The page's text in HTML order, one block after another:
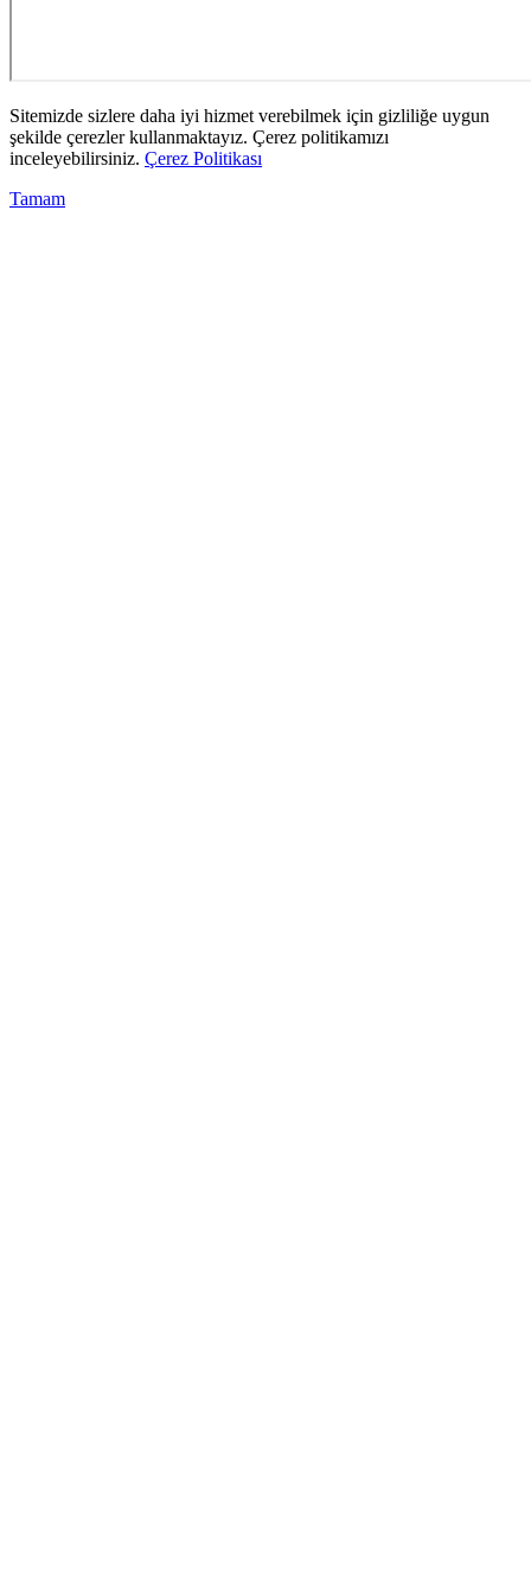
Sitemizde sizlere daha iyi hizmet verebilmek için gizliliğe uygun
şekilde çerezler kullanmaktayız. Çerez politikamızı
inceleyebilirsiniz. Çerez Politikası
Tamam